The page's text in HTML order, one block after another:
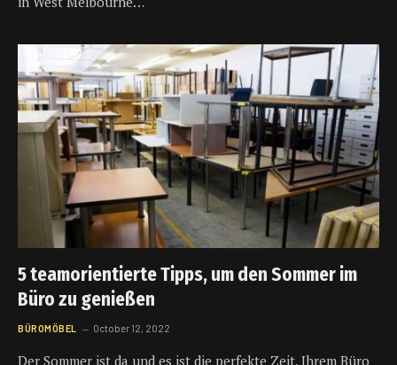
5 teamorientierte Tipps, um den Sommer im
Büro zu genießen
BÜROMÖBEL October 12, 2022
Der Sommer ist da und es ist die perfekte Zeit, Ihrem Büro